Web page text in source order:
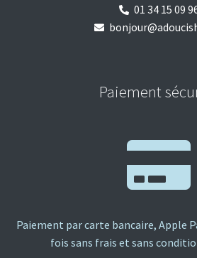
01 34 15 09
Paiement
Paiement par carte bancaire, Apple
fois sans frais et sans